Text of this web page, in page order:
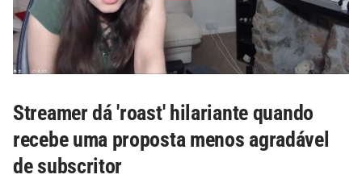
Streamer dá 'roast' hilariante quando
recebe uma proposta menos agradável
de subscritor